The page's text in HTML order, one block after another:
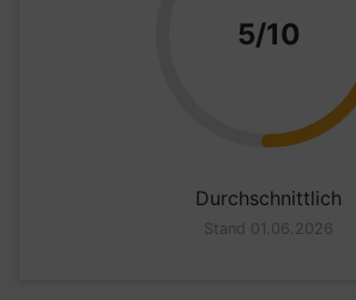
5/10
Durchschnittlich
Stand 01.06.2026